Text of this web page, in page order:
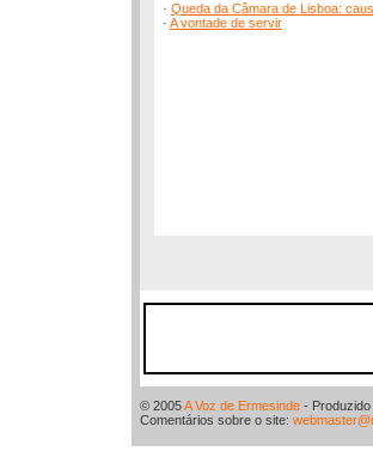
· Queda da Câmara de Lisboa:
· A vontade de servir
© 2005A Voz de Ermesinde - Produzido
Comentários sobre o site: